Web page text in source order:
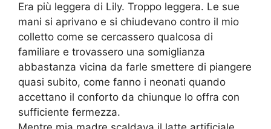
Era più leggera di Lily. Troppo leggera. Le sue
mani si aprivano e si chiudevano contro il mio
colletto come se cercassero qualcosa di
familiare e trovassero una somiglianza
abbastanza vicina da farle smettere di piangere
quasi subito, come fanno i neonati quando
accettano il conforto da chiunque lo offra con
sufficiente fermezza.